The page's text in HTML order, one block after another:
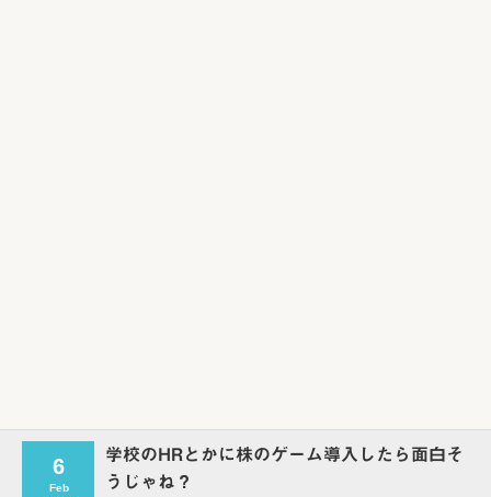
6
Feb
学校のHRとかに株のゲーム導入したら面白そ
うじゃね？